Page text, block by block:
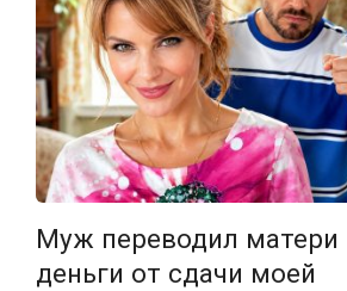
Муж переводил матери
деньги от сдачи моей